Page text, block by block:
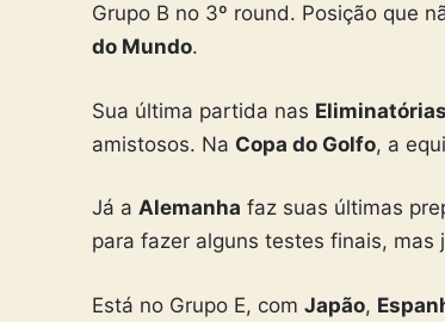
Grupo B no 3º round. Posição que
do Mundo.
Sua última partida nas Eliminatórias
amistosos. Na Copa do Golfo, a
Já a Alemanha faz suas últimas
para fazer alguns testes finais,
Está no Grupo E, com Japão,